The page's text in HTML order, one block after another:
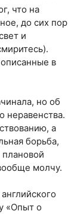
что на
до сих пор
и
в
но об
неравенства.
а
борьба,
молчу.
«Опыт о